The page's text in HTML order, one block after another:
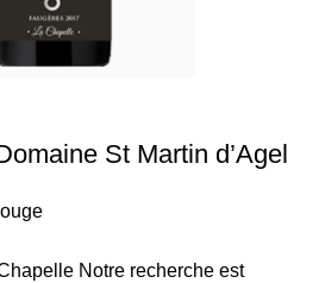
St Martin d’Agel
Notre recherche est